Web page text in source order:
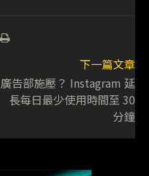
下一篇文章
廣告部施壓？ Instagram 延
長每日最少使用時間至 30
分鐘